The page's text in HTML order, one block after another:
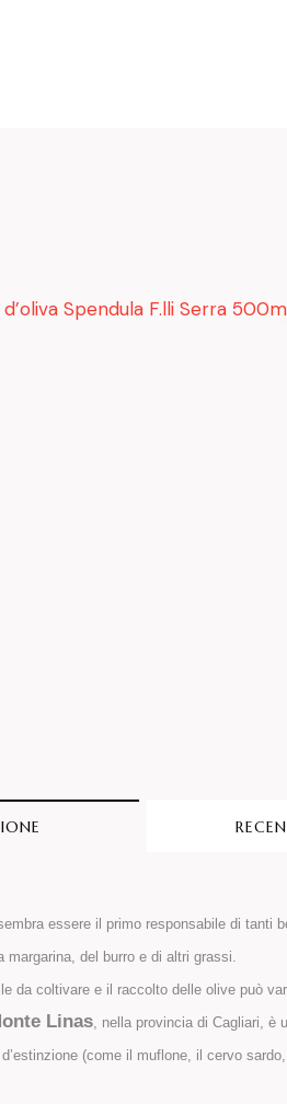
essere il primo responsabile di
margarina, del burro e di altri grassi.
da coltivare e il raccolto delle olive può
Linas , nella provincia di Cagliari,
(come il muflone, il cervo